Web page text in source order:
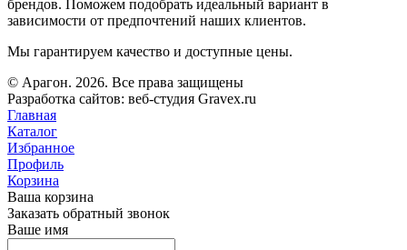
брендов. Поможем подобрать идеальный вариант в
зависимости от предпочтений наших клиентов.
Мы гарантируем качество и доступные цены.
© Арагон. 2026. Все права защищены
Разработка сайтов: веб-студия Gravex.ru
Главная
Каталог
Избранное
Профиль
Корзина
Ваша корзина
Заказать обратный звонок
Ваше имя